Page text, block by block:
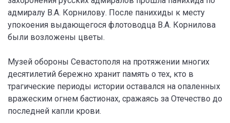
адмиралу В.А. Корнилову. После панихиды к месту
упокоения выдающегося флотоводца В.А. Корнилова
были возложены цветы.
Музей обороны Севастополя на протяжении многих
десятилетий бережно хранит память о тех, кто в
трагические периоды истории оставался на опаленных
вражеским огнем бастионах, сражаясь за Отечество до
последней капли крови.